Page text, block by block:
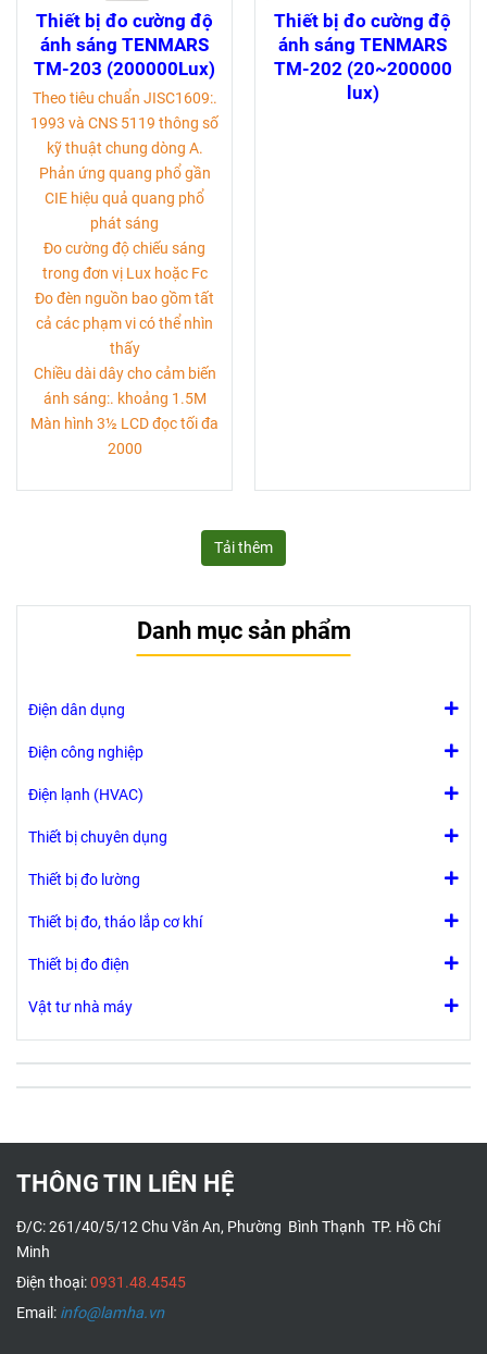
Thiết bị đo cường độ
ánh sáng TENMARS
TM-203 (200000Lux)
Theo tiêu chuẩn JISC1609:.
1993 và CNS 5119 thông số
kỹ thuật chung dòng A.
Phản ứng quang phổ gần
CIE hiệu quả quang phổ
phát sáng
Đo cường độ chiếu sáng
trong đơn vị Lux hoặc Fc
Đo đèn nguồn bao gồm tất
cả các phạm vi có thể nhìn
thấy
Chiều dài dây cho cảm biến
ánh sáng:. khoảng 1.5M
Màn hình 3½ LCD đọc tối đa
2000
Thiết bị đo cường độ
ánh sáng TENMARS
TM-202 (20~200000
lux)
Tải thêm
Danh mục sản phẩm
Điện dân dụng
Điện công nghiệp
Điện lạnh (HVAC)
Thiết bị chuyên dụng
Thiết bị đo lường
Thiết bị đo, tháo lắp cơ khí
Thiết bị đo điện
Vật tư nhà máy
THÔNG TIN LIÊN HỆ
Đ/C: 261/40/5/12 Chu Văn An, Phường Bình Thạnh TP. Hồ Chí
Minh
Điện thoại:0931.48.4545
Email: info@lamha.vn